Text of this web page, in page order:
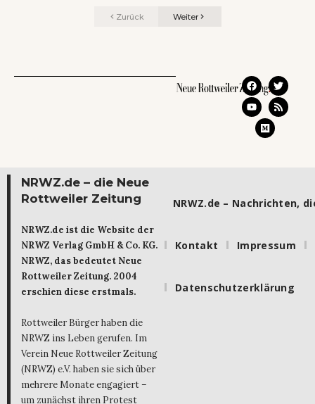
Zurück Weiter
NRWZ.de – die Neue
Rottweiler Zeitung
NRWZ.de ist die Website der
NRWZ Verlag GmbH & Co. KG.
NRWZ, das bedeutet Neue
Rottweiler Zeitung. 2004
erschien diese erstmals.
Rottweiler Bürger haben die
NRWZ ins Leben gerufen. Im
Verein Neue Rottweiler Zeitung
(NRWZ) e.V. haben sie sich über
mehrere Monate engagiert –
um zunächst ihren Protest
NRWZ.de – Nachrichten,
Kontakt Impressum
Datenschutzerklärung